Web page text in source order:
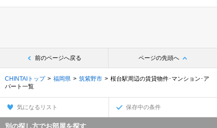
前のページへ戻る ページの先頭へ
CHINTAIトップ 福岡県 筑紫野市
桜台駅周辺の賃貸物件･マンション･ア
パート一覧
気になるリスト 保存中の条件
別の探し方でお部屋を探す